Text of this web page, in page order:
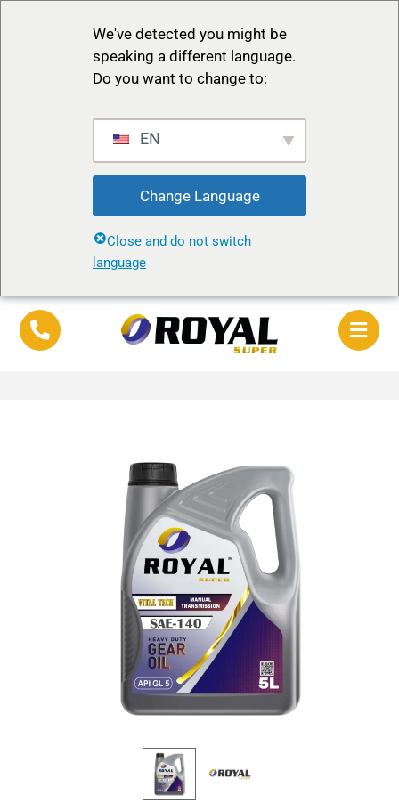
We've detected you might be
speaking a different language.
Do you want to change to:
EN
Change Language
Close and do not switch
language